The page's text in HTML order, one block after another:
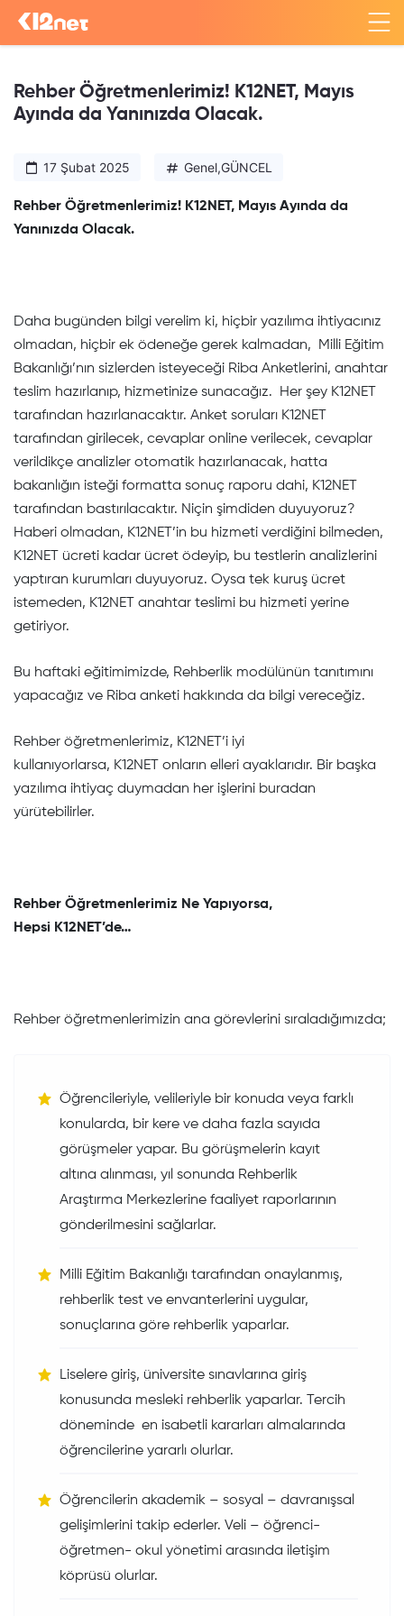
Rehber Öğretmenlerimiz! K12NET, Mayıs
Ayında da Yanınızda Olacak.
17 Şubat 2025 Genel,GÜNCEL
Rehber Öğretmenlerimiz! K12NET, Mayıs Ayında da
Yanınızda Olacak.
Daha bugünden bilgi verelim ki, hiçbir yazılıma ihtiyacınız
olmadan, hiçbir ek ödeneğe gerek kalmadan, Milli Eğitim
Bakanlığı’nın sizlerden isteyeceği Riba Anketlerini, anahtar
teslim hazırlanıp, hizmetinize sunacağız. Her şey K12NET
tarafından hazırlanacaktır. Anket soruları K12NET
tarafından girilecek, cevaplar online verilecek, cevaplar
verildikçe analizler otomatik hazırlanacak, hatta
bakanlığın isteği formatta sonuç raporu dahi, K12NET
tarafından bastırılacaktır. Niçin şimdiden duyuyoruz?
Haberi olmadan, K12NET’in bu hizmeti verdiğini bilmeden,
K12NET ücreti kadar ücret ödeyip, bu testlerin analizlerini
yaptıran kurumları duyuyoruz. Oysa tek kuruş ücret
istemeden, K12NET anahtar teslimi bu hizmeti yerine
getiriyor.
Bu haftaki eğitimimizde, Rehberlik modülünün tanıtımını
yapacağız ve Riba anketi hakkında da bilgi vereceğiz.
Rehber öğretmenlerimiz, K12NET’i iyi
kullanıyorlarsa, K12NET onların elleri ayaklarıdır. Bir başka
yazılıma ihtiyaç duymadan her işlerini buradan
yürütebilirler.
Rehber Öğretmenlerimiz Ne Yapıyorsa,
Hepsi K12NET’de…
Rehber öğretmenlerimizin ana görevlerini sıraladığımızda;
Öğrencileriyle, velileriyle bir konuda veya farklı
konularda, bir kere ve daha fazla sayıda
görüşmeler yapar. Bu görüşmelerin kayıt
altına alınması, yıl sonunda Rehberlik
Araştırma Merkezlerine faaliyet raporlarının
gönderilmesini sağlarlar.
Milli Eğitim Bakanlığı tarafından onaylanmış,
rehberlik test ve envanterlerini uygular,
sonuçlarına göre rehberlik yaparlar.
Liselere giriş, üniversite sınavlarına giriş
konusunda mesleki rehberlik yaparlar. Tercih
döneminde en isabetli kararları almalarında
öğrencilerine yararlı olurlar.
Öğrencilerin akademik – sosyal – davranışsal
gelişimlerini takip ederler. Veli – öğrenci-
öğretmen- okul yönetimi arasında iletişim
köprüsü olurlar.